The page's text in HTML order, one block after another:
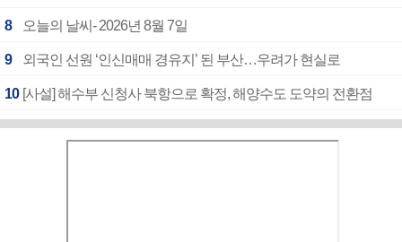
8 오늘의 날씨- 2026년 8월 7일
9 외국인 선원 ‘인신매매 경유지’ 된 부산…우려가 현실로
10 [사설] 해수부 신청사 북항으로 확정, 해양수도 도약의 전환점